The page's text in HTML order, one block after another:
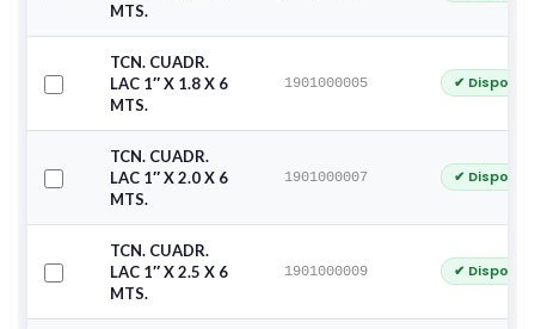
MTS.
TCN. CUADR.
LAC 1″ X 1.8 X 6
MTS.
1901000005 ✔
TCN. CUADR.
LAC 1″ X 2.0 X 6
MTS.
1901000007 ✔
TCN. CUADR.
LAC 1″ X 2.5 X 6
MTS.
1901000009 ✔